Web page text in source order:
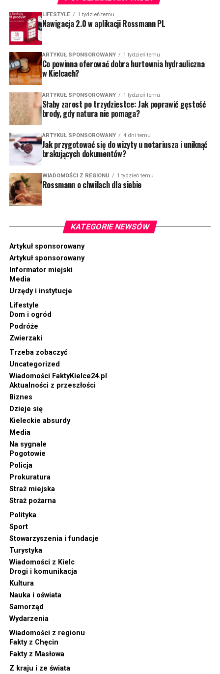
LIFESTYLE 1 tydzień temu
Nawigacja 2.0 w aplikacji Rossmann PL
ARTYKUŁ SPONSOROWANY 1 tydzień temu
Co powinna oferować dobra hurtownia hydrauliczna
w Kielcach?
ARTYKUŁ SPONSOROWANY 1 tydzień temu
Słaby zarost po trzydziestce: Jak poprawić gęstość
brody, gdy natura nie pomaga?
ARTYKUŁ SPONSOROWANY 4 dni temu
Jak przygotować się do wizyty u notariusza i uniknąć
brakujących dokumentów?
WIADOMOŚCI Z REGIONU 1 tydzień temu
Rossmann o chwilach dla siebie
KATEGORIE NEWSÓW
Artykuł sponsorowany
Artykuł sponsorowany
Informator miejski
Media
Urzędy i instytucje
Lifestyle
Dom i ogród
Podróże
Zwierzaki
Trzeba zobaczyć
Uncategorized
Wiadomości FaktyKielce24.pl
Aktualności z przeszłości
Biznes
Dzieje się
Kieleckie absurdy
Media
Na sygnale
Pogotowie
Policja
Prokuratura
Straż miejska
Straż pożarna
Polityka
Sport
Stowarzyszenia i fundacje
Turystyka
Wiadomości z Kielc
Drogi i komunikacja
Kultura
Nauka i oświata
Samorząd
Wydarzenia
Wiadomości z regionu
Fakty z Chęcin
Fakty z Masłowa
Z kraju i ze świata